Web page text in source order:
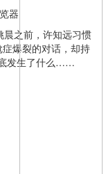
器
晨之前，许知远习惯
爆裂的对话，却持
发生了什么……